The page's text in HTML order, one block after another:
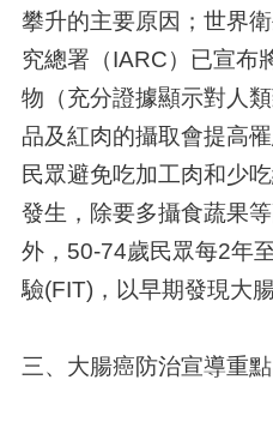
攀升的主要原因；世界
究總署（IARC）已宣布
物（充分證據顯示對人
品及紅肉的攝取會提高
民眾避免吃加工肉和少
發生，除要多攝食蔬果
外， 50-74歲民眾每2年
驗(FIT) ，以早期發現大
三、大腸癌防治宣導重點